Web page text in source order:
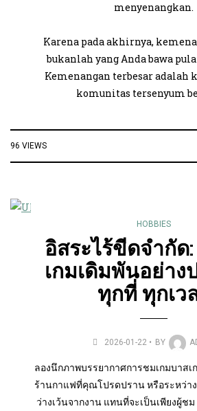
menyenangkan.
Karena pada akhirnya,
bukanlah yang Anda bawa
Kemenangan terbesar adalah
komunitas tersenyum
96 VIEWS
HOBBIES
อิสระไร้ขีดจำกัด
เกมเดิมพันอย่าง
ทุกที่ ทุกเว
2026-01-22 BY
ลองนึกภาพบรรยากาศการชมเกมบาส
ร้านกาแฟที่คุณโปรดปราน หรือระหว่า
ว่างเว้นจากงาน แทนที่จะเป็นเพียงผู้